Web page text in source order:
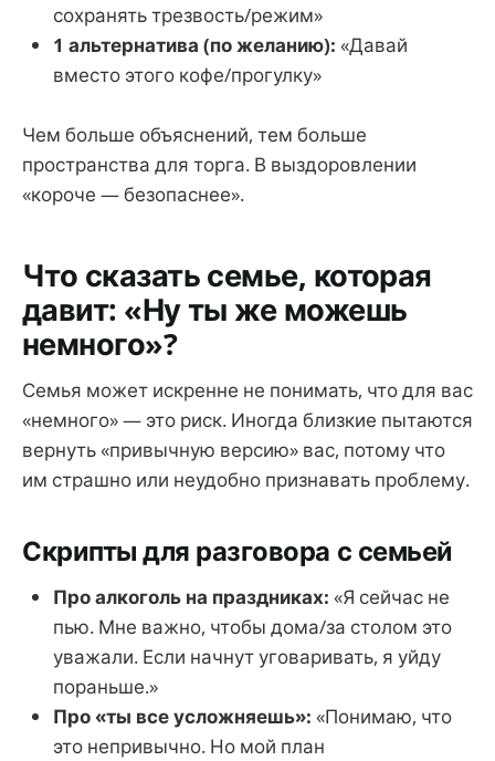
сохранять трезвость/режим»
1 альтернатива (по желанию): «Давай
вместо этого кофе/прогулку»
Чем больше объяснений, тем больше
пространства для торга. В выздоровлении
«короче — безопаснее».
Что сказать семье, которая
давит: «Ну ты же можешь
немного»?
Семья может искренне не понимать, что для вас
«немного» — это риск. Иногда близкие пытаются
вернуть «привычную версию» вас, потому что
им страшно или неудобно признавать проблему.
Скрипты для разговора с семьей
Про алкоголь на праздниках: «Я сейчас не
пью. Мне важно, чтобы дома/за столом это
уважали. Если начнут уговаривать, я уйду
пораньше.»
Про «ты все усложняешь»: «Понимаю, что
это непривычно. Но мой план